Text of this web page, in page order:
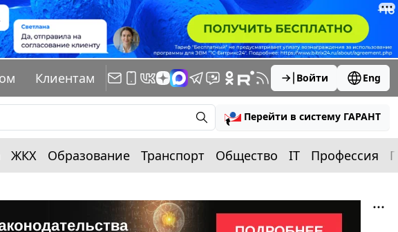
Клиентам Войти Eng
Перейти в систему ГАРАНТ
ЖКХ Образование Транспорт Общество IT Профессия